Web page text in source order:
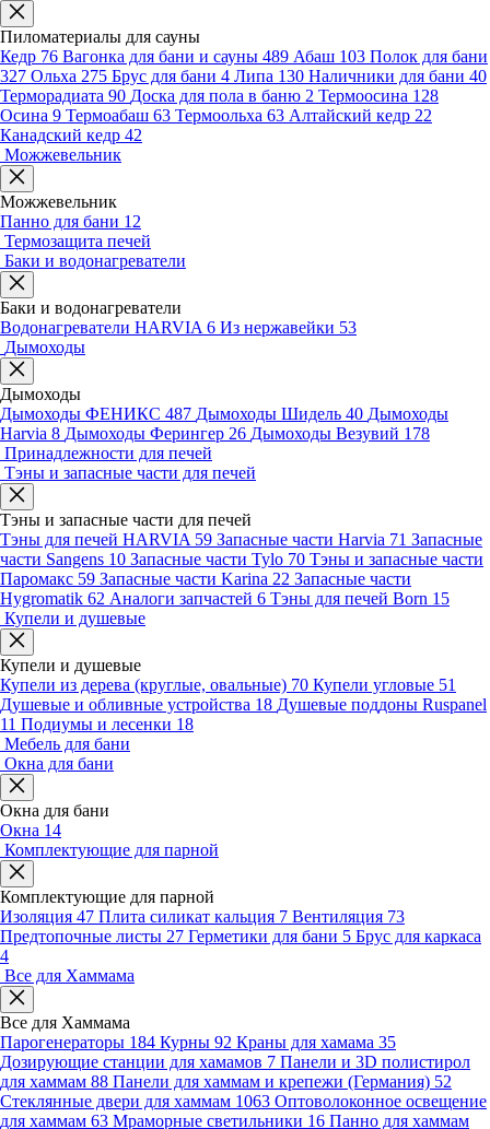
Пиломатериалы для сауны
Кедр 76 Вагонка для бани и сауны 489 Абаш 103 Полок для бани
327 Ольха 275 Брус для бани 4 Липа 130 Наличники для бани 40
Терморадиата 90 Доска для пола в баню 2 Термоосина 128
Осина 9 Термоабаш 63 Термоольха 63 Алтайский кедр 22
Канадский кедр 42
Можжевельник
Можжевельник
Панно для бани 12
Термозащита печей
Баки и водонагреватели
Баки и водонагреватели
Водонагреватели HARVIA 6 Из нержавейки 53
Дымоходы
Дымоходы
Дымоходы ФЕНИКС 487 Дымоходы Шидель 40 Дымоходы
Harvia 8 Дымоходы Ферингер 26 Дымоходы Везувий 178
Принадлежности для печей
Тэны и запасные части для печей
Тэны и запасные части для печей
Тэны для печей HARVIA 59 Запасные части Harvia 71 Запасные
части Sangens 10 Запасные части Tylo 70 Тэны и запасные части
Паромакс 59 Запасные части Karina 22 Запасные части
Hygromatik 62 Аналоги запчастей 6 Тэны для печей Born 15
Купели и душевые
Купели и душевые
Купели из дерева (круглые, овальные) 70 Купели угловые 51
Душевые и обливные устройства 18 Душевые поддоны Ruspanel
11 Подиумы и лесенки 18
Мебель для бани
Окна для бани
Окна для бани
Окна 14
Комплектующие для парной
Комплектующие для парной
Изоляция 47 Плита силикат кальция 7 Вентиляция 73
Предтопочные листы 27 Герметики для бани 5 Брус для каркаса
4
Все для Хаммама
Все для Хаммама
Парогенераторы 184 Курны 92 Краны для хамама 35
Дозирующие станции для хамамов 7 Панели и 3D полистирол
для хаммам 88 Панели для хаммам и крепежи (Германия) 52
Стеклянные двери для хаммам 1063 Оптоволоконное освещение
для хаммам 63 Мраморные светильники 16 Панно для хаммам